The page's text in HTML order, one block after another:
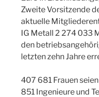
Zweite Vorsitzende
aktuelle
IG Metall 2 274 033
den
letzten zehn Jahre
407 681 Frauen
851 Ingenieure und